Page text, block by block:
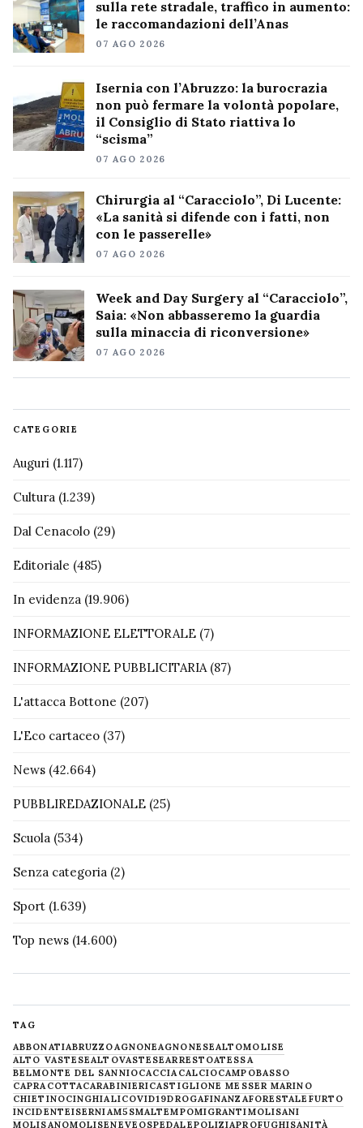
sulla rete stradale, traffico in aumento:
le raccomandazioni dell’Anas
07 AGO 2026
Isernia con l’Abruzzo: la burocrazia
non può fermare la volontà popolare,
il Consiglio di Stato riattiva lo
“scisma”
07 AGO 2026
Chirurgia al “Caracciolo”, Di Lucente:
«La sanità si difende con i fatti, non
con le passerelle»
07 AGO 2026
Week and Day Surgery al “Caracciolo”,
Saia: «Non abbasseremo la guardia
sulla minaccia di riconversione»
07 AGO 2026
CATEGORIE
Auguri (1.117)
Cultura (1.239)
Dal Cenacolo (29)
Editoriale (485)
In evidenza (19.906)
INFORMAZIONE ELETTORALE (7)
INFORMAZIONE PUBBLICITARIA(87)
L'attacca Bottone (207)
L'Eco cartaceo (37)
News (42.664)
PUBBLIREDAZIONALE (25)
Scuola (534)
Senza categoria (2)
Sport (1.639)
Top news (14.600)
TAG
ABBONATIABRUZZOAGNONEAGNONESEALTOMOLISE
ALTO VASTESEALTOVASTESEARRESTOATESSA
BELMONTE DEL SANNIOCACCIACALCIOCAMPOBASSO
CAPRACOTTACARABINIERICASTIGLIONE MESSER MARINO
CHIETINOCINGHIALICOVID19DROGAFINANZAFORESTALE FURTO
INCIDENTEISERNIAM5SMALTEMPOMIGRANTIMOLISANI
MOLISANOMOLISENEVE OSPEDALEPOLIZIAPROFUGHISANITÀ